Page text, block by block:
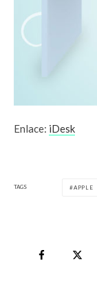
Enlace: iDesk
TAGS APPLE